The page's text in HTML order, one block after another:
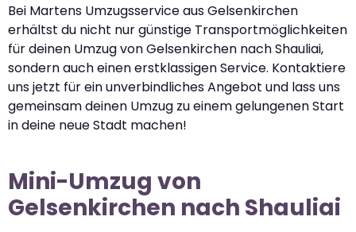
Bei Martens Umzugsservice aus Gelsenkirchen
erhältst du nicht nur günstige Transportmöglichkeiten
für deinen Umzug von Gelsenkirchen nach Shauliai,
sondern auch einen erstklassigen Service. Kontaktiere
uns jetzt für ein unverbindliches Angebot und lass uns
gemeinsam deinen Umzug zu einem gelungenen Start
in deine neue Stadt machen!
Mini-Umzug von
Gelsenkirchen nach Shauliai